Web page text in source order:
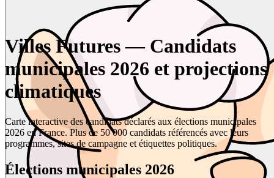
Villes Futures — Candidats
municipales 2026 et projections
climatiques
Carte interactive des candidats déclarés aux élections municipales
2026 en France. Plus de 50 000 candidats référencés avec leurs
programmes, sites de campagne et étiquettes politiques.
Élections municipales 2026